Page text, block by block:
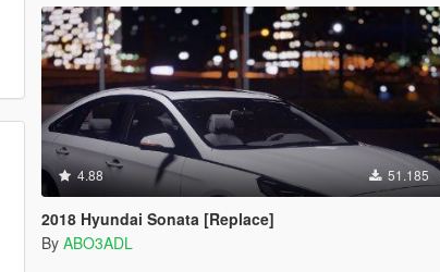
4.88 51.185
2018 Hyundai Sonata [Replace]
By ABO3ADL